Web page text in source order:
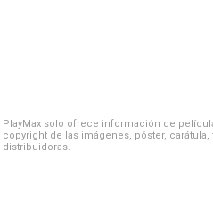
PlayMax solo ofrece información de
copyright de las imágenes, póster,
distribuidoras.